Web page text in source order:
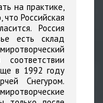
на практике,
что Российская
Россия
есть склад
в 1992 году
Снегуром.